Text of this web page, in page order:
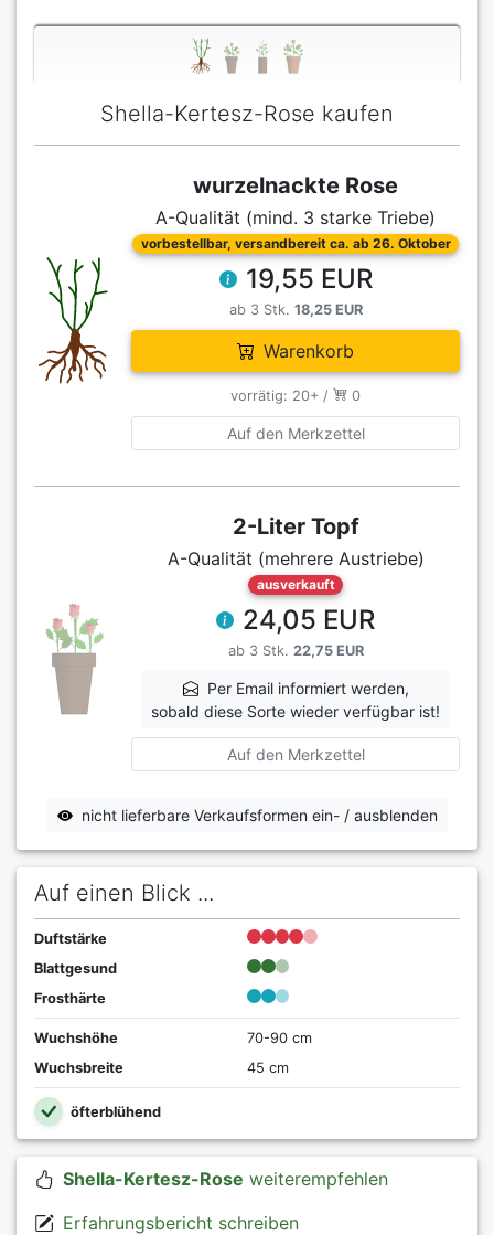
Shella-Kertesz-Rose kaufen
wurzelnackte Rose
A-Qualität (mind. 3 starke Triebe)
vorbestellbar, versandbereit ca. ab 26. Oktober
19,55 EUR
ab 3 Stk. 18,25 EUR
Warenkorb
vorrätig: 20+ / 0
Auf den Merkzettel
2-Liter Topf
A-Qualität (mehrere Austriebe)
ausverkauft
24,05 EUR
ab 3 Stk. 22,75 EUR
Per Email informiert werden,
sobald diese Sorte wieder verfügbar ist!
Auf den Merkzettel
nicht lieferbare Verkaufsformen ein- / ausblenden
Auf einen Blick ...
Duftstärke
Blattgesund
Frosthärte
Wuchshöhe
70-90 cm
Wuchsbreite
45 cm
öfterblühend
Shella-Kertesz-Rose weiterempfehlen
Erfahrungsbericht schreiben